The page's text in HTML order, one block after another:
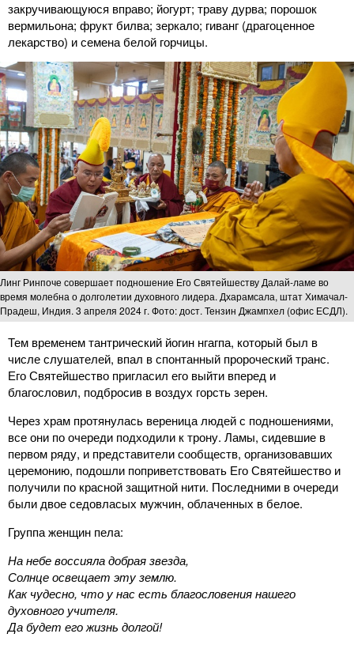
закручивающуюся вправо; йогурт; траву дурва; порошок
вермильона; фрукт билва; зеркало; гиванг (драгоценное
лекарство) и семена белой горчицы.
Линг Ринпоче совершает подношение Его Святейшеству Далай-ламе во
время молебна о долголетии духовного лидера. Дхарамсала, штат Химачал-
Прадеш, Индия. 3 апреля 2024 г. Фото: дост. Тензин Джампхел (офис ЕСДЛ).
Тем временем тантрический йогин нгагпа, который был в
числе слушателей, впал в спонтанный пророческий транс.
Его Святейшество пригласил его выйти вперед и
благословил, подбросив в воздух горсть зерен.
Через храм протянулась вереница людей с подношениями,
все они по очереди подходили к трону. Ламы, сидевшие в
первом ряду, и представители сообществ, организовавших
церемонию, подошли поприветствовать Его Святейшество и
получили по красной защитной нити. Последними в очереди
были двое седовласых мужчин, облаченных в белое.
Группа женщин пела:
На небе воссияла добрая звезда,
Солнце освещает эту землю.
Как чудесно, что у нас есть благословения нашего
духовного учителя.
Да будет его жизнь долгой!